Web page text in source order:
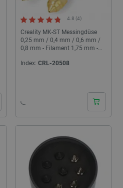
Creality MK-ST Messingdüse
0,25 mm / 0,4 mm / 0,6 mm /
0,8 mm - Filament 1,75 mm -
4.8 (4)
Index: CRL-20508